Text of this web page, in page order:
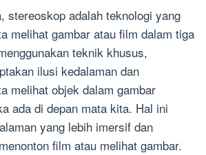
stereoskop adalah teknologi yang
melihat gambar atau film dalam tiga
teknik khusus,
ilusi kedalaman dan
melihat objek dalam gambar
ada di depan mata kita. Hal ini
yang lebih imersif dan
film atau melihat gambar.